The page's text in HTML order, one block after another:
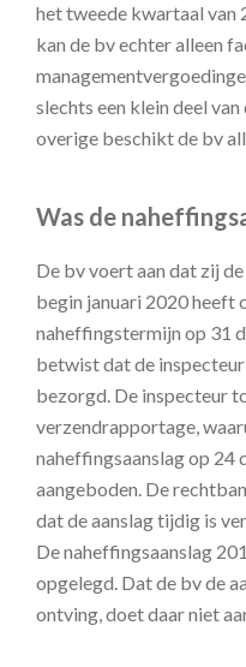
het tweede kwartaal van
kan de bv echter alleen
slechts een klein deel
overige beschikt de bv
Was de
De bv voert aan dat zij
begin januari 2020 heeft
naheffingstermijn op 31
betwist dat de
bezorgd. De inspecteur
verzendrapportage,
naheffingsaanslag op 24
aangeboden. De
dat de aanslag tijdig is
De naheffingsaanslag
opgelegd. Dat de bv de
ontving, doet daar niet